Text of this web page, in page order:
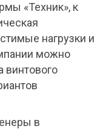
«Техник», к
нагрузки и
можно
винтового
в